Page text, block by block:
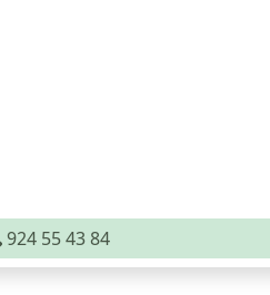
924 55 43 84